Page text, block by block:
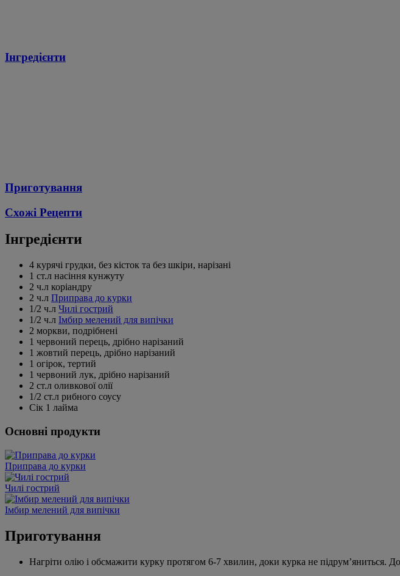
Інгредієнти
Приготування
Схожі Рецепти
Інгредієнти
4 курячі грудки, без кісток та без шкіри, нарізані
1 ст.л насіння кунжуту
2 ч.л коріандру
2 ч.л Приправа до курки
1/2 ч.л Чилі гострий
1/2 ч.л Імбир мелений для випічки
2 моркви, подрібнені
1 червоний перець, дрібно нарізаний
1 жовтий перець, дрібно нарізаний
1 огірок, тертий
1 червоний лук, дрібно нарізаний
2 ст.л оливкової олії
1/2 ст.л рибного соусу
Сік 1 лайма
Основні продукти
Приправа до курки
Чилі гострий
Імбир мелений для випічки
Приготування
Нагріти олію і обсмажити курку протягом 6-7 хвилин, доки курка не підрум’яниться.